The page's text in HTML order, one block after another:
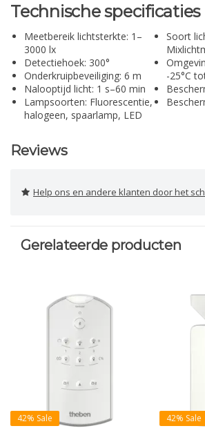
Technische
Meetbereik lichtsterkte: 1–
3000 lx
Detectiehoek: 300°
Onderkruipbeveiliging: 6 m
Nalooptijd licht: 1 s–60 min
Lampsoorten: Fluorescentie,
halogeen, spaarlamp, LED
Soort
-25°C
Reviews
Help ons en andere klanten door het
Gerelateerde producten
42% Sale 42% Sale